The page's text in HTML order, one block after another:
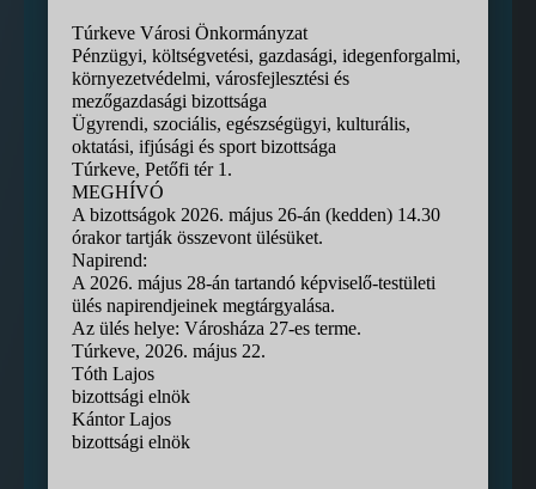
Túrkeve Városi Önkormányzat
Pénzügyi, költségvetési, gazdasági, idegenforgalmi,
környezetvédelmi, városfejlesztési és
mezőgazdasági bizottsága
Ügyrendi, szociális, egészségügyi, kulturális,
oktatási, ifjúsági és sport bizottsága
Túrkeve, Petőfi tér 1.
MEGHÍVÓ
A bizottságok 2026. május 26-án (kedden) 14.30
órakor tartják összevont ülésüket.
Napirend:
A 2026. május 28-án tartandó képviselő-testületi
ülés napirendjeinek megtárgyalása.
Az ülés helye: Városháza 27-es terme.
Túrkeve, 2026. május 22.
Tóth Lajos
bizottsági elnök
Kántor Lajos
bizottsági elnök